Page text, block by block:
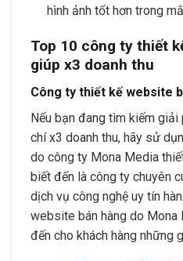
hình ảnh tốt hơn trong
Top 10 công ty thiết
giúp x3 doanh thu
Công ty thiết kế website
Nếu bạn đang tìm kiếm
chí x3 doanh thu, hãy sử
do công ty Mona Media
biết đến là công ty chuyên
dịch vụ công nghệ uy tín
website bán hàng do Mona
đến cho khách hàng những